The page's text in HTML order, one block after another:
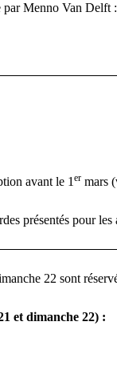
par Menno Van Delft
avant le 1 er mars
présentés pour les
22 sont
et dimanche 22) :